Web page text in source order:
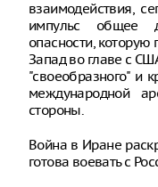
взаимодействия,
импульс общее
опасности, которую
Запад во главе с
"своеобразного" и
международной
стороны.
Война в Иране
готова воевать с